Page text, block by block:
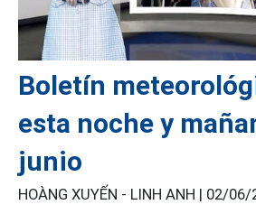
Boletín
esta noche y
junio
HOÀNG XUYẾN - LINH ANH | 02/06/